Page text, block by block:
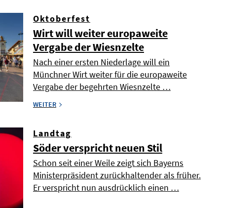
Oktoberfest
Wirt will weiter europaweite
Vergabe der Wiesnzelte
Nach einer ersten Niederlage will ein
Münchner Wirt weiter für die europaweite
Vergabe der begehrten Wiesnzelte …
WEITER
Landtag
Söder verspricht neuen Stil
Schon seit einer Weile zeigt sich Bayerns
Ministerpräsident zurückhaltender als früher.
Er verspricht nun ausdrücklich einen …